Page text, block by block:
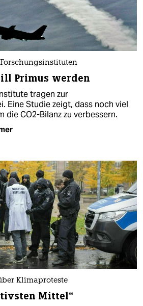
Primus werden
tragen zur
Eine Studie zeigt, dass noch viel
die CO2-Bilanz zu verbessern.
Klimaproteste
Mittel“